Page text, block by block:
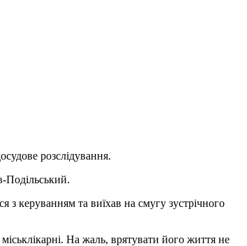
розслідування.
Подільський.
керуванням та виїхав на смугу зустрічного
На жаль, врятувати його життя не